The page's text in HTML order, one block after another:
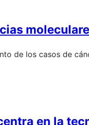
de los casos de
en la